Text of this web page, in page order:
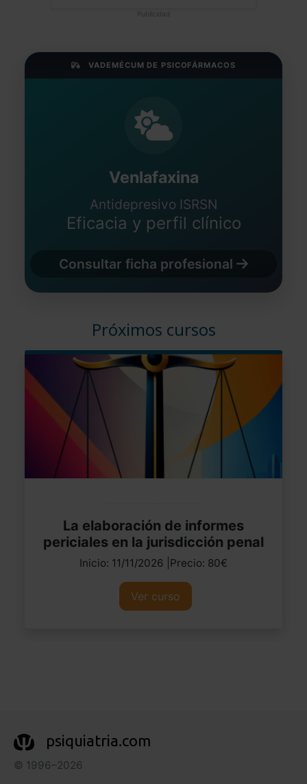
Publicidad
VADEMÉCUM DE PSICOFÁRMACOS
Venlafaxina
Antidepresivo ISRSN
Eficacia y perfil clínico
Consultar ficha profesional
Próximos cursos
La elaboración de informes
periciales en la jurisdicción penal
Inicio: 11/11/2026 |Precio: 80€
Ver curso
psiquiatria.com
© 1996–2026